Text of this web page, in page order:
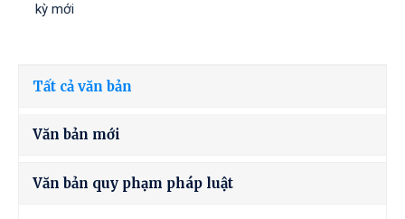
kỳ mới
Tất cả văn bản
Văn bản mới
Văn bản quy phạm pháp luật